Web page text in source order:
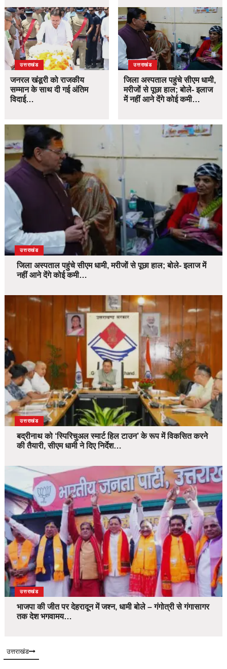
उत्तराखंड
जनरल खंडूरी को राजकीय
सम्मान के साथ दी गई अंतिम
विदाई…
उत्तराखंड
जिला अस्पताल पहुंचे सीएम धामी,
मरीजों से पूछा हाल; बोले- इलाज
में नहीं आने देंगे कोई कमी…
उत्तराखंड
जिला अस्पताल पहुंचे सीएम धामी, मरीजों से पूछा हाल; बोले- इलाज में
नहीं आने देंगे कोई कमी…
उत्तराखंड
बद्रीनाथ को ‘स्पिरिचुअल स्मार्ट हिल टाउन’ के रूप में विकसित करने
की तैयारी, सीएम धामी ने दिए निर्देश…
उत्तराखंड
भाजपा की जीत पर देहरादून में जश्न, धामी बोले – गंगोत्री से गंगासागर
तक देश भगवामय…
उत्तराखंड